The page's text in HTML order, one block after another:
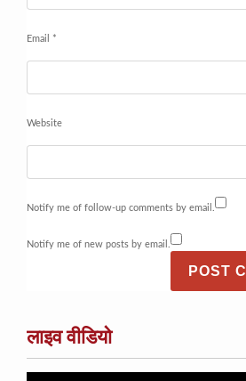
Email *
Website
Notify me of follow-up comments by email.
Notify me of new posts by email.
लाइव वीडियो